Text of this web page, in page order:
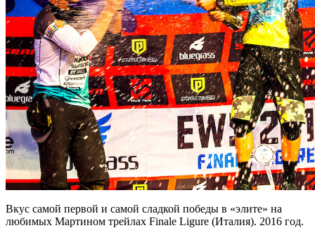
Вкус самой первой и самой сладкой победы в «элите» на
любимых Мартином трейлах Finale Ligure (Италия). 2016 год.